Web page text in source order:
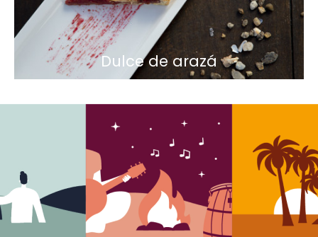
Dulce de arazá